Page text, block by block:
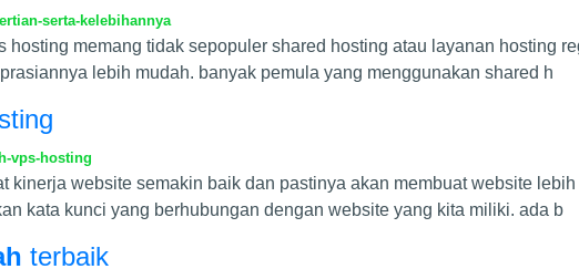
serta-kelebihannya
hosting memang tidak sepopuler shared hosting atau layanan hosting
lebih mudah. banyak pemula yang menggunakan shared h
vps-hosting
kinerja website semakin baik dan pastinya akan membuat website
kata kunci yang berhubungan dengan website yang kita miliki. ada b
terbaik